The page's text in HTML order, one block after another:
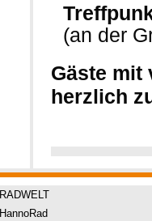
(an der
Gäste mit
herzlich
RADWELT
HannoRad